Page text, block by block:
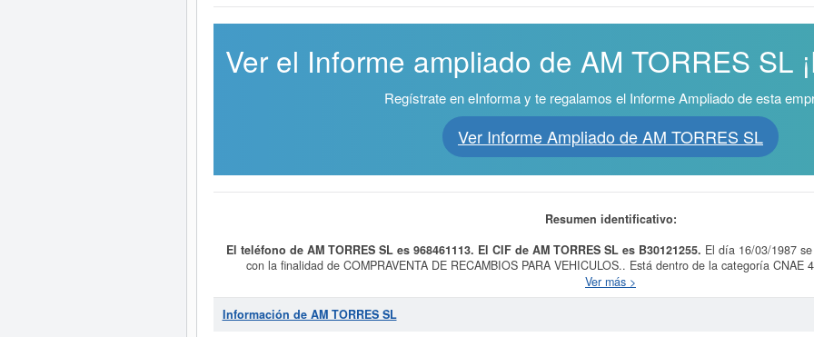
Ver el Informe ampliado de AM TORRES SL
Regístrate en eInforma y te regalamos el Informe Ampliado de esta
Ver Informe Ampliado de AM TORRES SL
Resumen identificativo:
El teléfono de AM TORRES SL es 968461113. El CIF de AM TORRES SL es B30121255. El día 16/03/1987
con la finalidad de COMPRAVENTA DE RECAMBIOS PARA VEHICULOS.. Está dentro de la categoría CNAE
AM TORRES SLse encuentra en la clasificación
50130000. El equipo de empleados se compone de un total de 20. La ficha contabiliza un total de 1.444
08/08/2026. Esta empresa y otras similiares pueden aspirar a algunas subvenciones. Descubra a cuales desde
Ver más >
Información de AM TORRES SL